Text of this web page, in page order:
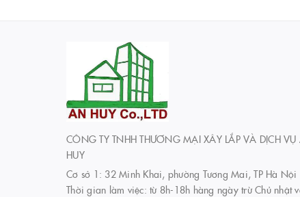
CÔNG TY TNHH THƯƠNG MẠI XÂY LẮP VÀ DỊCH VỤ
HUY
Cơ sở 1: 32 Minh Khai, phường Tương Mai, TP Hà Nội
Thời gian làm việc: từ 8h-18h hàng ngày trừ Chủ nhật